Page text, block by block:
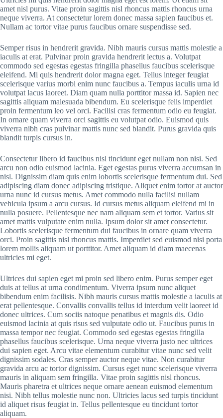
amet nisl purus. Vitae proin sagittis nisl rhoncus mattis rhoncus urna
neque viverra. At consectetur lorem donec massa sapien faucibus et.
Nullam ac tortor vitae purus faucibus ornare suspendisse sed.
Semper risus in hendrerit gravida. Nibh mauris cursus mattis molestie a
iaculis at erat. Pulvinar proin gravida hendrerit lectus a. Volutpat
commodo sed egestas egestas fringilla phasellus faucibus scelerisque
eleifend. Mi quis hendrerit dolor magna eget. Tellus integer feugiat
scelerisque varius morbi enim nunc faucibus a. Tempus iaculis urna id
volutpat lacus laoreet. Diam quam nulla porttitor massa id. Sapien nec
sagittis aliquam malesuada bibendum. Eu scelerisque felis imperdiet
proin fermentum leo vel orci. Facilisi cras fermentum odio eu feugiat.
In ornare quam viverra orci sagittis eu volutpat odio. Euismod quis
viverra nibh cras pulvinar mattis nunc sed blandit. Purus gravida quis
blandit turpis cursus in.
Consectetur libero id faucibus nisl tincidunt eget nullam non nisi. Sed
arcu non odio euismod lacinia. Eget egestas purus viverra accumsan in
nisl. Dignissim diam quis enim lobortis scelerisque fermentum dui. Sed
adipiscing diam donec adipiscing tristique. Aliquet enim tortor at auctor
urna nunc id cursus metus. Amet commodo nulla facilisi nullam
vehicula ipsum a arcu cursus. Id cursus metus aliquam eleifend mi in
nulla posuere. Pellentesque nec nam aliquam sem et tortor. Varius sit
amet mattis vulputate enim nulla. Ipsum dolor sit amet consectetur.
Lobortis scelerisque fermentum dui faucibus in ornare quam viverra
orci. Proin sagittis nisl rhoncus mattis. Imperdiet sed euismod nisi porta
lorem mollis aliquam ut porttitor. Amet aliquam id diam maecenas
ultricies mi eget.
Ultrices dui sapien eget mi proin sed libero enim. Purus semper eget
duis at tellus at urna condimentum. Viverra ipsum nunc aliquet
bibendum enim facilisis. Nibh mauris cursus mattis molestie a iaculis at
erat pellentesque. Convallis convallis tellus id interdum velit laoreet id
donec ultrices. Cum sociis natoque penatibus et magnis dis. Odio
euismod lacinia at quis risus sed vulputate odio ut. Faucibus purus in
massa tempor nec feugiat. Commodo sed egestas egestas fringilla
phasellus faucibus scelerisque. Urna neque viverra justo nec ultrices
dui sapien eget. Arcu vitae elementum curabitur vitae nunc sed velit
dignissim sodales. Cras semper auctor neque vitae. Non curabitur
gravida arcu ac tortor dignissim. Cursus eget nunc scelerisque viverra
mauris in aliquam sem fringilla. Vitae proin sagittis nisl rhoncus.
Mauris pharetra et ultrices neque ornare aenean euismod elementum
nisi. Nibh tellus molestie nunc non. Ultricies lacus sed turpis tincidunt
id aliquet risus feugiat in. Tellus pellentesque eu tincidunt tortor
aliquam.